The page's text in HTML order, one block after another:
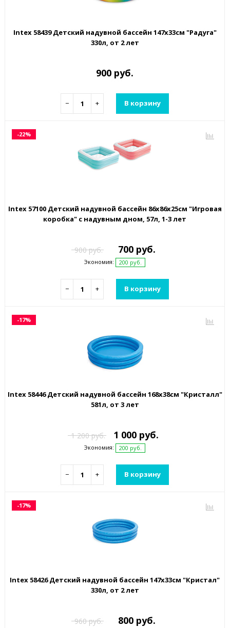
Intex 58439 Детский надувной бассейн 147х33см "Радуга"
330л, от 2 лет
900 руб.
− + В корзину
-22%
Intex 57100 Детский надувной бассейн 86х86х25см "Игровая
коробка" с надувным дном, 57л, 1-3 лет
900 руб. 700 руб.
Экономия: 200 руб.
− + В корзину
-17%
Intex 58446 Детский надувной бассейн 168х38см "Кристалл"
581л, от 3 лет
1 200 руб. 1 000 руб.
Экономия: 200 руб.
− + В корзину
-17%
Intex 58426 Детский надувной бассейн 147х33см "Кристал"
330л, от 2 лет
960 руб. 800 руб.